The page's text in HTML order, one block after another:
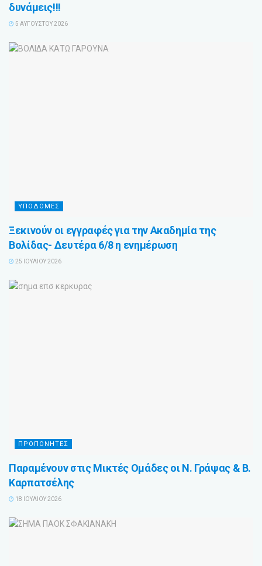
δυνάμεις!!!
5 ΑΥΓΟΎΣΤΟΥ 2026
ΥΠΟΔΟΜΕΣ
Ξεκινούν οι εγγραφές για την Ακαδημία της
Βολίδας- Δευτέρα 6/8 η ενημέρωση
25 ΙΟΥΛΊΟΥ 2026
ΠΡΟΠΟΝΗΤΕΣ
Παραμένουν στις Μικτές Ομάδες οι Ν. Γράψας & Β.
Καρπατσέλης
18 ΙΟΥΛΊΟΥ 2026